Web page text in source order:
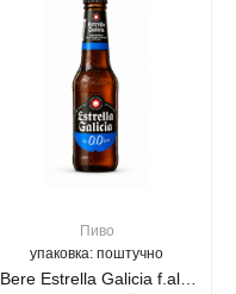
Пиво
упаковка: поштучно
Bere Estrella Galicia f.alc.